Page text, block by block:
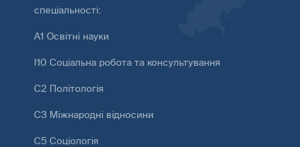
спеціальності:
А1 Освітні науки
І10 Соціальна робота та консультування
С2 Політологія
С3 Міжнародні відносини
С5 Соціологія